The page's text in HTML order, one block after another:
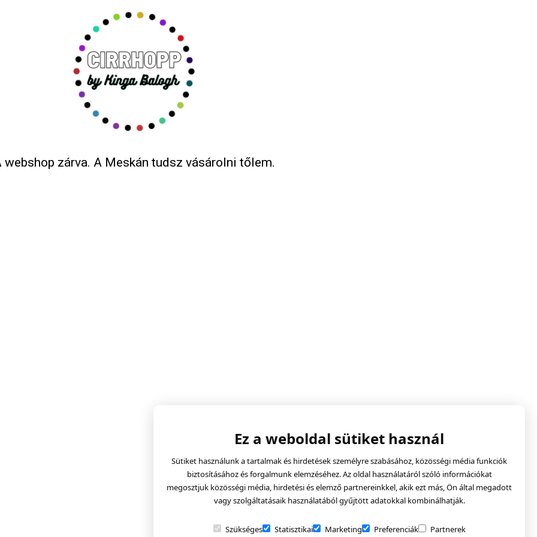
webshop zárva. A Meskán tudsz vásárolni tőlem.
Ez a weboldal sütiket használ
Sütiket használunk a tartalmak és hirdetések személyre szabásához, közösségi média funkciók
biztosításához és forgalmunk elemzéséhez. Az oldal használatáról szóló információkat
megosztjuk közösségi média, hirdetési és elemző partnereinkkel, akik ezt más, Ön által megadott
vagy szolgáltatásaik használatából gyűjtött adatokkal kombinálhatják.
Szükséges Statisztikai Marketing Preferenciák Partnerek